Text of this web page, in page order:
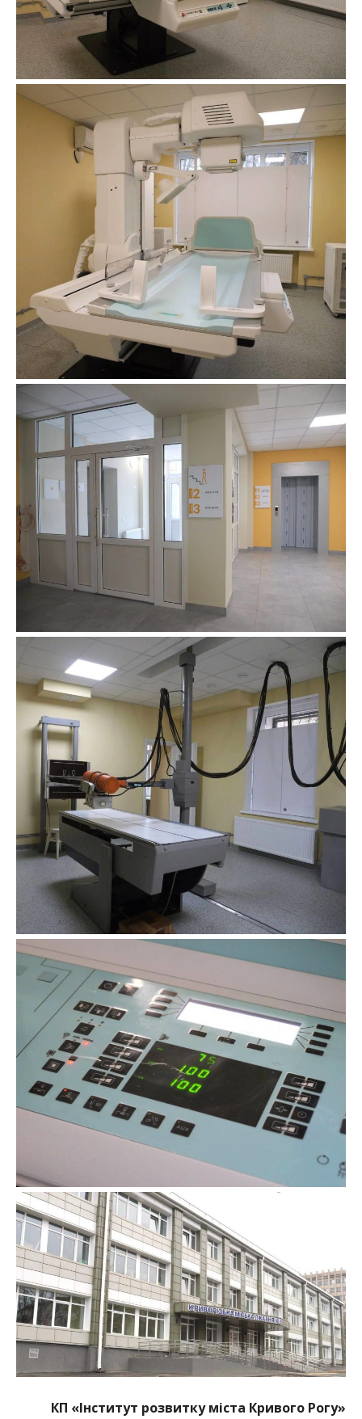
КП «Інститут розвитку міста Кривого Рогу»